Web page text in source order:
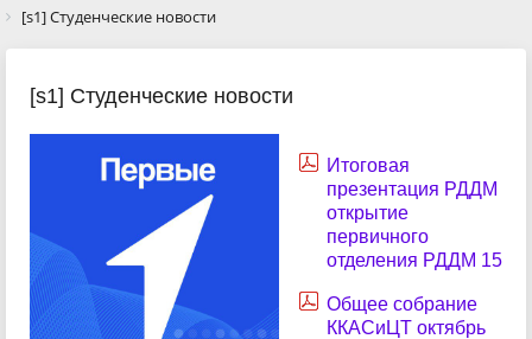
[s1] Студенческие новости
[s1] Студенческие новости
Итоговая
презентация РДДМ
открытие
первичного
отделения РДДМ 15
Общее собрание
ККАСиЦТ октябрь